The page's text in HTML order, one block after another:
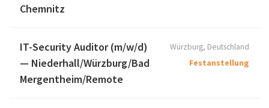
Chemnitz
IT-Security Auditor (m/w/d)
— Niederhall/Würzburg/Bad
Mergentheim/Remote
Würzburg, Deutschland
Festanstellung